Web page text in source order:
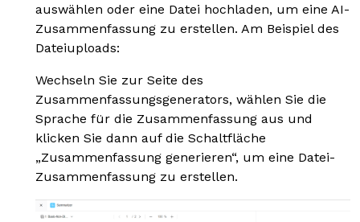
auswählen oder eine Datei hochladen, um eine AI-
Zusammenfassung zu erstellen. Am Beispiel des
Dateiuploads:
Wechseln Sie zur Seite des
Zusammenfassungsgenerators, wählen Sie die
Sprache für die Zusammenfassung aus und
klicken Sie dann auf die Schaltfläche
„Zusammenfassung generieren“, um eine Datei-
Zusammenfassung zu erstellen.